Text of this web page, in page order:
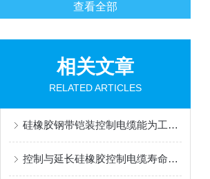
查看全部
相关文章
RELATED ARTICLES
硅橡胶钢带铠装控制电缆能为工业生产和各类工程提供可靠的保障
控制与延长硅橡胶控制电缆寿命的方法